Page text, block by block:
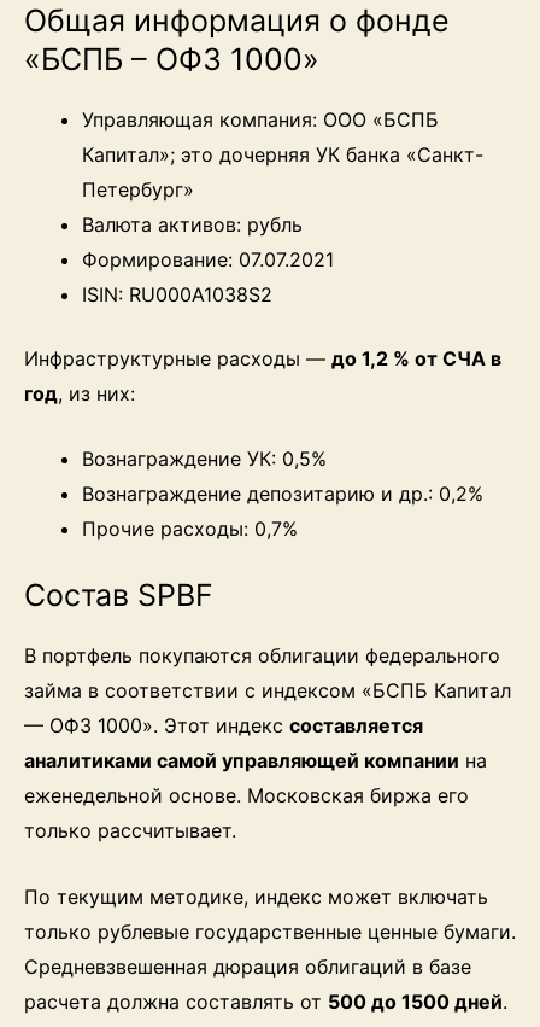
Общая информация о фонде
«БСПБ – ОФЗ 1000»
Управляющая компания: ООО «БСПБ
Капитал»; это дочерняя УК банка «Санкт-
Петербург»
Валюта активов: рубль
Формирование: 07.07.2021
ISIN: RU000A1038S2
Инфраструктурные расходы — до 1,2 % от СЧА в
год, из них:
Вознаграждение УК: 0,5%
Вознаграждение депозитарию и др.: 0,2%
Прочие расходы: 0,7%
Состав SPBF
В портфель покупаются облигации федерального
займа в соответствии с индексом «БСПБ Капитал
— ОФЗ 1000». Этот индекс составляется
аналитиками самой управляющей компании на
еженедельной основе. Московская биржа его
только рассчитывает.
По текущим методике, индекс может включать
только рублевые государственные ценные бумаги.
Средневзвешенная дюрация облигаций в базе
расчета должна составлять от 500 до 1500 дней.